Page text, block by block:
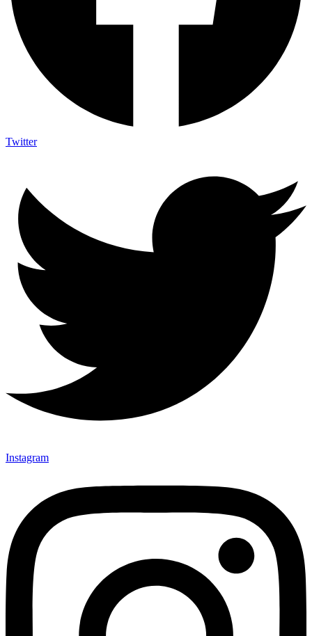
Twitter
Instagram